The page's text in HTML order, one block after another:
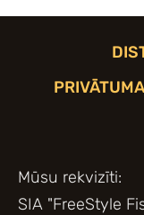
Mūsu rekvizīti:
SIA "FreeStyle